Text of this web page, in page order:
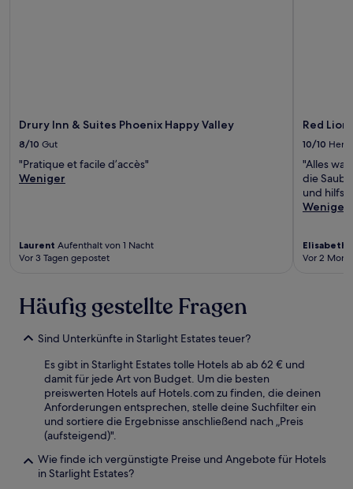
Drury Inn & Suites Phoenix Happy Valley
8/10 Gut
"Pratique et facile d’accès"
Weniger
Laurent Aufenthalt von 1 Nacht
Vor 3 Tagen gepostet
Red
10/10
"Alles
die
und
Weniger
Elisabeth
Vor 2
Häufig gestellte Fragen
Sind Unterkünfte in Starlight Estates teuer?
Es gibt in Starlight Estates tolle Hotels ab ab 62 € und
damit für jede Art von Budget. Um die besten
preiswerten Hotels auf Hotels.com zu finden, die deinen
Anforderungen entsprechen, stelle deine Suchfilter ein
und sortiere die Ergebnisse anschließend nach „Preis
(aufsteigend)".
Wie finde ich vergünstigte Preise und Angebote für Hotels
in Starlight Estates?